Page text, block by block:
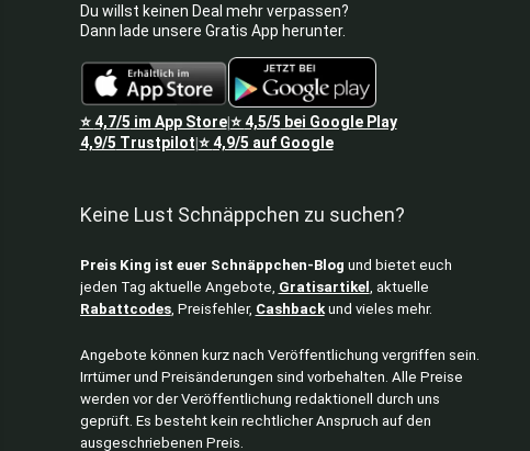
Du willst keinen Deal mehr verpassen?
Dann lade unsere Gratis App herunter.
⭐4,7/5 im App Store|⭐4,5/5 bei Google Play
4,9/5 Trustpilot ⭐4,9/5 auf Google
Keine Lust Schnäppchen zu suchen?
Preis King ist euer Schnäppchen-Blog und bietet euch
jeden Tag aktuelle Angebote, Gratisartikel , aktuelle
Rabattcodes, Preisfehler, Cashbackund vieles mehr.
Angebote können kurz nach Veröffentlichung vergriffen sein.
Irrtümer und Preisänderungen sind vorbehalten. Alle Preise
werden vor der Veröffentlichung redaktionell durch uns
geprüft. Es besteht kein rechtlicher Anspruch auf den
ausgeschriebenen Preis.